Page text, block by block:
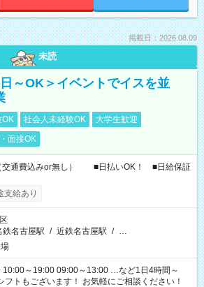
掲載日：2026.08.09
未読
～OK＞イベントでイスを並
OK 社会人未経験OK
大学生歓迎
面接OK
交通費込みor無し） ■日払いOK！ ■日給保証
支給あり
鉄名古屋駅 / 近鉄名古屋駅 / …
19:00 09:00～13:00 …など1日4時間～
他シフトもございます！ お気軽にご相談ください！